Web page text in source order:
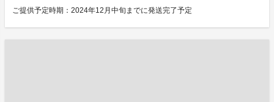
ご提供予定時期：2024年12月中旬までに発送完了予定